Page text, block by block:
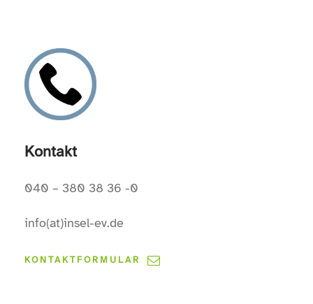
Kontakt
040 – 380 38 36 -0
info(at)insel-ev.de
KONTAKTFORMULAR